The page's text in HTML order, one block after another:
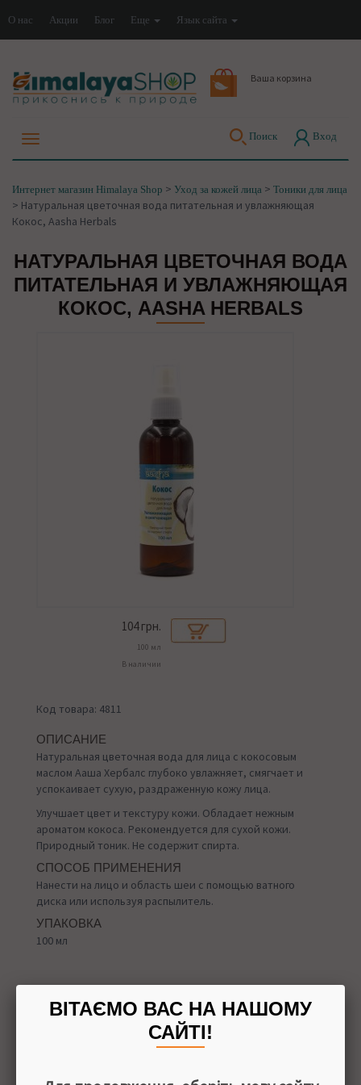
О нас Акции Блог Еще Язык сайта
Ваша корзина
Поиск Вход
Интернет магазин Himalaya Shop > Уход за кожей лица > Тоники для лица
> Натуральная цветочная вода питательная и увлажняющая
Кокос, Aasha Herbals
НАТУРАЛЬНАЯ ЦВЕТОЧНАЯ ВОДА
ПИТАТЕЛЬНАЯ И УВЛАЖНЯЮЩАЯ
КОКОС, AASHA HERBALS
104грн.
100 мл
В наличии
Код товара: 4811
ОПИСАНИЕ
Натуральная цветочная вода для лица с кокосовым
маслом Ааша Хербалс глубоко увлажняет, смягчает и
успокаивает сухую, раздраженную кожу лица.
Улучшает цвет и текстуру кожи. Обладает нежным
ароматом кокоса. Рекомендуется для сухой кожи.
Природный тоник. Не содержит спирта.
СПОСОБ ПРИМЕНЕНИЯ
Нанести на лицо и область шеи с помощью ватного
диска или используя распылитель.
УПАКОВКА
100 мл
Тоники для лица
Новой Почты БЕСПЛАТНО!
ВІТАЄМО ВАС НА НАШОМУ
САЙТІ!